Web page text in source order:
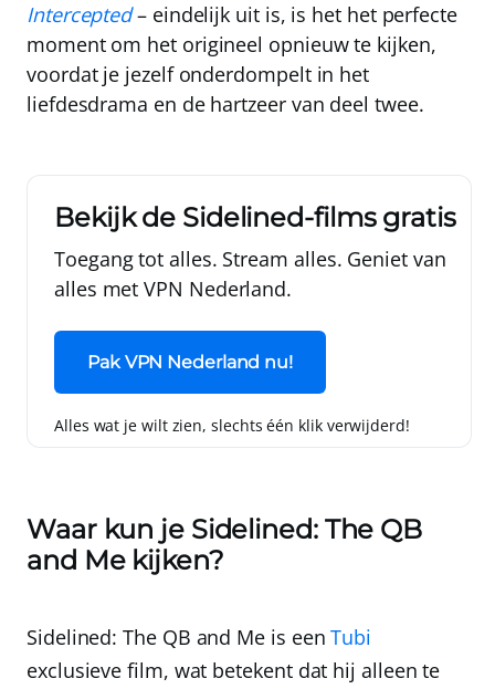
Intercepted– eindelijk uit is, is het het perfecte
moment om het origineel opnieuw te kijken,
voordat je jezelf onderdompelt in het
liefdesdrama en de hartzeer van deel twee.
Bekijk de Sidelined-films gratis
Toegang tot alles. Stream alles. Geniet van
alles met VPN Nederland.
Pak VPN Nederland nu!
Alles wat je wilt zien, slechts één klik verwijderd!
Waar kun je Sidelined: The QB
and Me kijken?
Sidelined: The QB and Me is eenTubi
exclusieve film, wat betekent dat hij alleen te